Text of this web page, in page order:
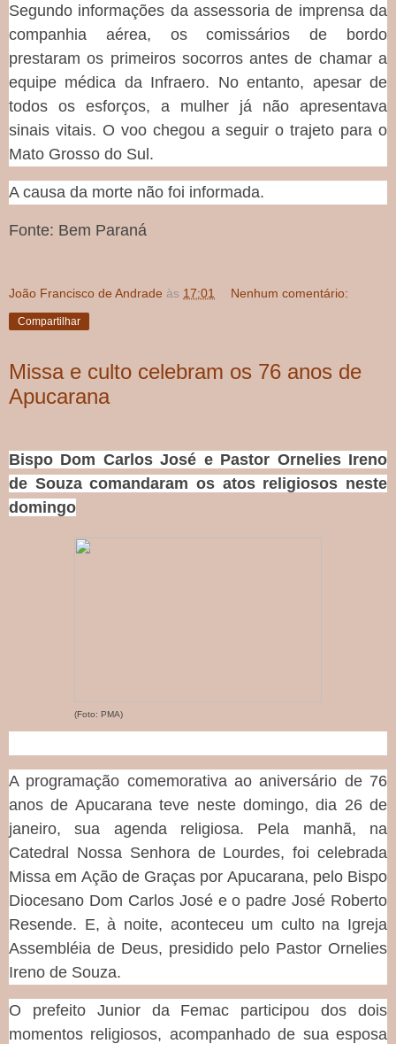
Segundo informações da assessoria de imprensa da
companhia aérea, os comissários de bordo
prestaram os primeiros socorros antes de chamar a
equipe médica da Infraero. No entanto, apesar de
todos os esforços, a mulher já não apresentava
sinais vitais. O voo chegou a seguir o trajeto para o
Mato Grosso do Sul.
A causa da morte não foi informada.
Fonte: Bem Paraná
João Francisco de Andrade às 17:01 Nenhum comentário:
Compartilhar
Missa e culto celebram os 76 anos de
Apucarana
Bispo Dom Carlos José e Pastor Ornelies Ireno
de Souza comandaram os atos religiosos neste
domingo
(Foto: PMA)
A programação comemorativa ao aniversário de 76
anos de Apucarana teve neste domingo, dia 26 de
janeiro, sua agenda religiosa. Pela manhã, na
Catedral Nossa Senhora de Lourdes, foi celebrada
Missa em Ação de Graças por Apucarana, pelo Bispo
Diocesano Dom Carlos José e o padre José Roberto
Resende. E, à noite, aconteceu um culto na Igreja
Assembléia de Deus, presidido pelo Pastor Ornelies
Ireno de Souza.
O prefeito Junior da Femac participou dos dois
momentos religiosos, acompanhado de sua esposa